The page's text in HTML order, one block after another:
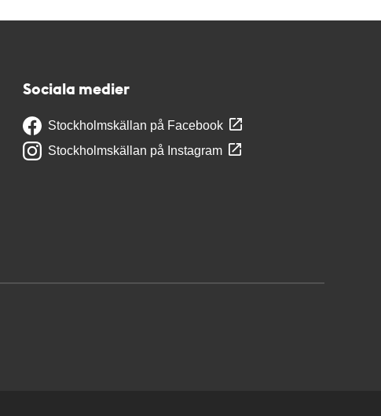
Sociala medier
Stockholmskällan på Facebook
Stockholmskällan på Instagram